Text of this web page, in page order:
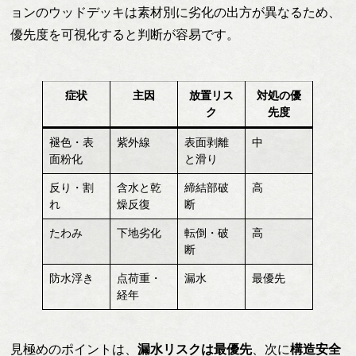
ョンのウッドデッキは素材別に劣化の出方が異なるため、
優先度を可視化すると判断が容易です。
症状 主因
放置リス
ク
対処の優
先度
褪色・表
面粉化
紫外線
表面剥離
と滑り
中
反り・割
れ
含水と乾
燥反復
締結部破
断
高
たわみ 下地劣化
転倒・破
断
高
防水浮き
点荷重・
経年
漏水 最優先
見極めのポイントは、漏水リスクは最優先、次に構造安全